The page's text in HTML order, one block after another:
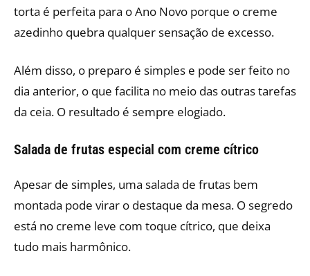
torta é perfeita para o Ano Novo porque o creme
azedinho quebra qualquer sensação de excesso.
Além disso, o preparo é simples e pode ser feito no
dia anterior, o que facilita no meio das outras tarefas
da ceia. O resultado é sempre elogiado.
Salada de frutas especial com creme cítrico
Apesar de simples, uma salada de frutas bem
montada pode virar o destaque da mesa. O segredo
está no creme leve com toque cítrico, que deixa
tudo mais harmônico.